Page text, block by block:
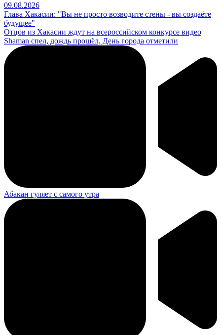
09.08.2026
Глава Хакасии: "Вы не просто возводите стены - вы создаёте
будущее"
Отцов из Хакасии ждут на всероссийском конкурсе видео
Shaman спел, дождь прошёл, День города отметили
Абакан гуляет с самого утра